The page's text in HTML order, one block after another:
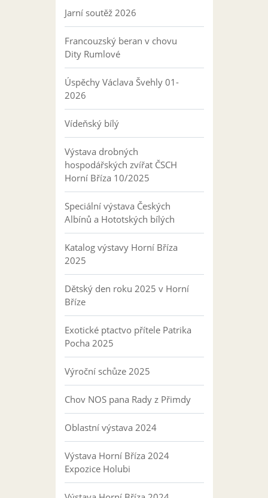
Jarní soutěž 2026
Francouzský beran v chovu
Dity Rumlové
Úspěchy Václava Švehly 01-
2026
Vídeňský bílý
Výstava drobných
hospodářských zvířat ČSCH
Horní Bříza 10/2025
Speciální výstava Českých
Albínů a Hototských bílých
Katalog výstavy Horní Bříza
2025
Dětský den roku 2025 v Horní
Bříze
Exotické ptactvo přítele Patrika
Pocha 2025
Výroční schůze 2025
Chov NOS pana Rady z Přimdy
Oblastní výstava 2024
Výstava Horní Bříza 2024
Expozice Holubi